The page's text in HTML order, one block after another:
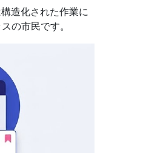
造化された作業に
の市民です。